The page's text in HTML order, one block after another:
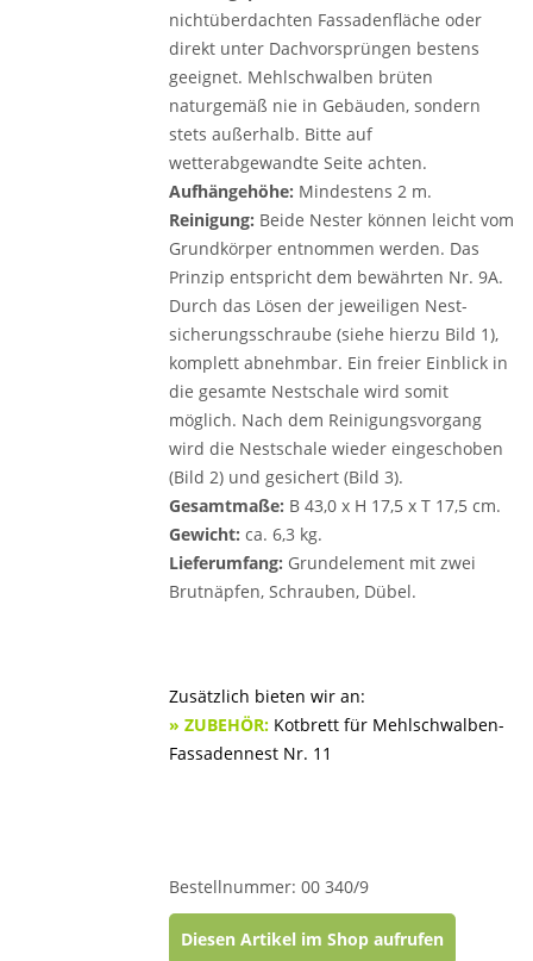
nichtüberdachten Fassadenfläche oder
direkt ­unter Dachvorsprüngen bestens
geeignet. Mehlschwalben brüten
naturgemäß nie in Gebäuden, sondern
stets außerhalb. Bitte auf
wetterabgewandte Seite achten.
Aufhängehöhe: Mindestens 2 m.
Reinigung: Beide Nester können leicht vom
Grundkörper entnommen werden. Das
Prinzip entspricht dem bewährten Nr. 9A.
Durch das Lösen der jeweiligen Nest­
sicherungsschraube (siehe hierzu Bild 1),
komplett abnehmbar. Ein freier Einblick in
die gesamte Nestschale wird somit
möglich. Nach dem Reinigungsvorgang
wird die Nestschale wieder eingeschoben
(Bild 2) und gesichert (Bild 3).
Gesamtmaße: B 43,0 x H 17,5 x T 17,5 cm.
Gewicht: ca. 6,3 kg.
Lieferumfang: Grundelement mit zwei
Brutnäpfen, Schrauben, Dübel.
Zusätzlich bieten wir an:
» ZUBEHÖR: Kotbrett für Mehlschwalben-
Fassadennest Nr. 11
Bestellnummer: 00 340/9
Diesen Artikel im Shop aufrufen